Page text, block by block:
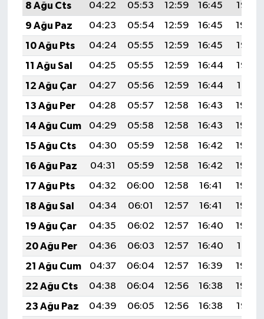
8 Ağu Cts
04:22 05:53 12:59 16:45
19:56
9 Ağu Paz
04:23 05:54 12:59 16:45
19:54
10 Ağu Pts
04:24 05:55 12:59 16:45
19:53
11 Ağu Sal
04:25 05:55 12:59 16:44
19:52
12 Ağu Çar
04:27 05:56 12:59 16:44
19:51
13 Ağu Per
04:28 05:57 12:58 16:43
19:50
14 Ağu Cum
04:29 05:58 12:58 16:43
19:49
15 Ağu Cts
04:30 05:59 12:58 16:42
19:48
16 Ağu Paz
04:31 05:59 12:58 16:42
19:46
17 Ağu Pts
04:32 06:00 12:58 16:41
19:45
18 Ağu Sal
04:34 06:01 12:57 16:41
19:44
19 Ağu Çar
04:35 06:02 12:57 16:40
19:43
20 Ağu Per
04:36 06:03 12:57 16:40
19:41
21 Ağu Cum
04:37 06:04 12:57 16:39
19:40
22 Ağu Cts
04:38 06:04 12:56 16:38
19:39
23 Ağu Paz
04:39 06:05 12:56 16:38
19:37